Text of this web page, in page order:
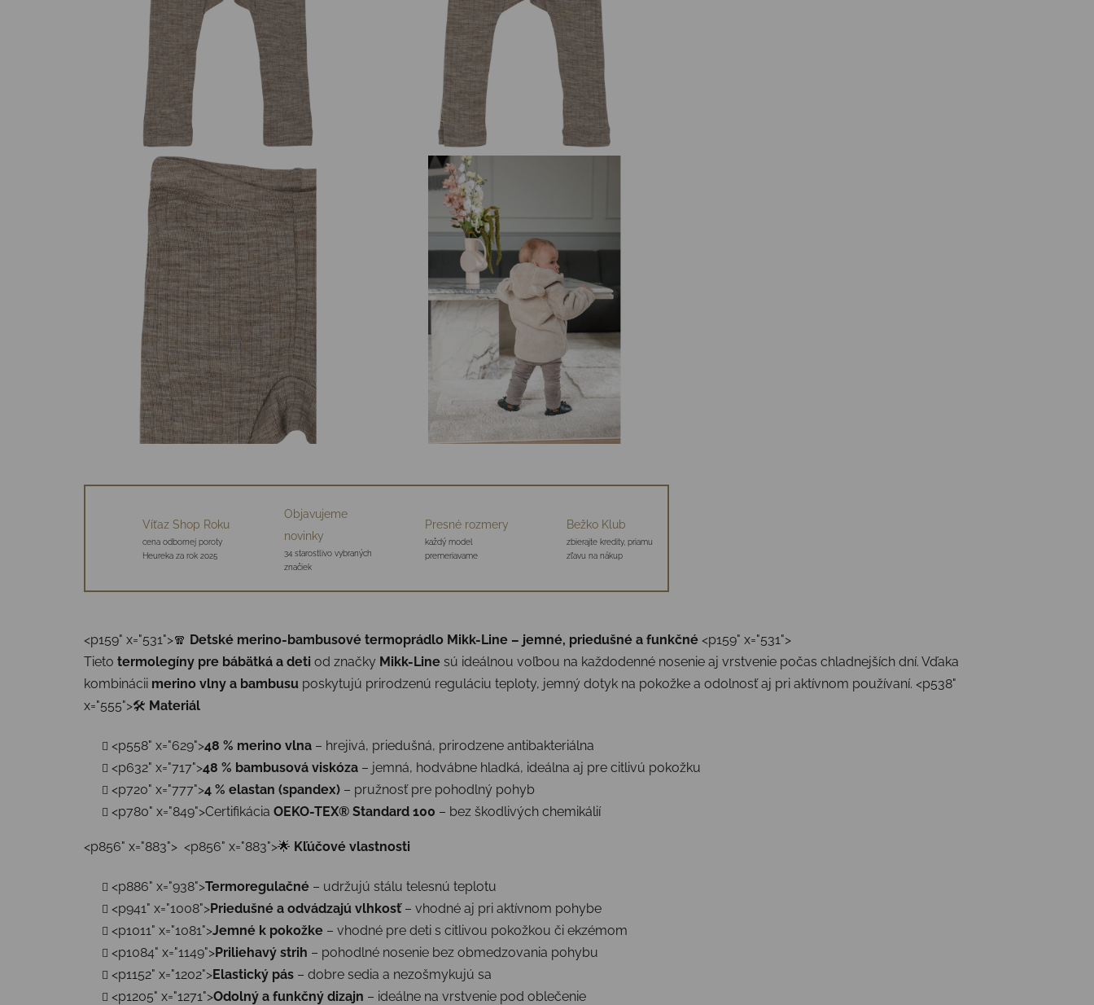
Víťaz Shop Roku
cena odbornej poroty
Heureka za rok 2025
Objavujeme
novinky
34 starostlivo vybraných
značiek
Presné rozmery
každý model
premeriavame
Bežko Klub
zbierajte kredity, priamu
zľavu na nákup
<p159" x="531">🧣 Detské merino-bambusové termoprádlo Mikk-Line – jemné, priedušné a funkčné <p159" x="531">
Tieto termolegíny pre bábätká a deti od značky Mikk-Line sú ideálnou voľbou na každodenné nosenie aj vrstvenie počas chladnejších dní. Vďaka
kombinácii merino vlny a bambusu poskytujú prirodzenú reguláciu teploty, jemný dotyk na pokožke a odolnosť aj pri aktívnom používaní. <p538"
x="555">🛠 Materiál
<p558" x="629">48 % merino vlna – hrejivá, priedušná, prirodzene antibakteriálna
<p632" x="717">48 % bambusová viskóza – jemná, hodvábne hladká, ideálna aj pre citlivú pokožku
<p720" x="777">4 % elastan (spandex) – pružnosť pre pohodlný pohyb
<p780" x="849">Certifikácia OEKO-TEX® Standard 100 – bez škodlivých chemikálií
<p856" x="883"> <p856" x="883">🌟 Kľúčové vlastnosti
<p886" x="938">Termoregulačné – udržujú stálu telesnú teplotu
<p941" x="1008">Priedušné a odvádzajú vlhkosť– vhodné aj pri aktívnom pohybe
<p1011" x="1081">Jemné k pokožke – vhodné pre deti s citlivou pokožkou či ekzémom
<p1084" x="1149">Priliehavý strih – pohodlné nosenie bez obmedzovania pohybu
<p1152" x="1202">Elastický pás – dobre sedia a nezošmykujú sa
<p1205" x="1271">Odolný a funkčný dizajn – ideálne na vrstvenie pod oblečenie